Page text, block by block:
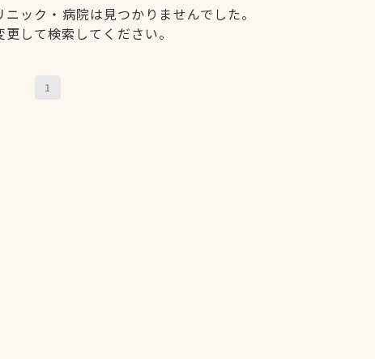
ック・病院は見つかりませんでした。
して検索してください。
1